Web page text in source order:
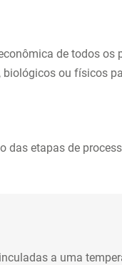
de todos
ou físicos
etapas de
a uma